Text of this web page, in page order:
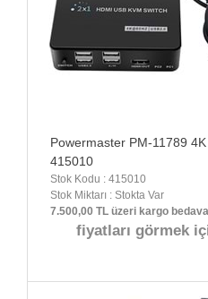
Powermaster PM-11789
415010
Stok Kodu : 415010
Stok Miktarı : Stokta Var
7.500,00 TL üzeri kargo bedava
fiyatları görmek